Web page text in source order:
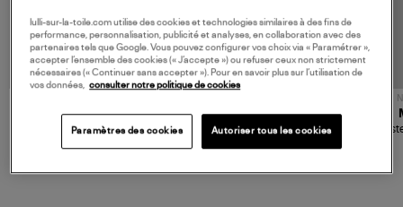
JEROME DREYFUSS
Sac Bobi S Cuir Lamé
TORAL
Mocassins Killian Sport
lulli-sur-la-toile.com utilise des cookies et technologies similaires à des fins de
performance, personnalisation, publicité et analyses, en collaboration avec des
partenaires tels que Google. Vous pouvez configurer vos choix via « Paramétrer »,
accepter l’ensemble des cookies (« J’accepte ») ou refuser ceux non strictement
nécessaires (« Continuer sans accepter »). Pour en savoir plus sur l’utilisation de
vos données,
consulter notre politique de cookies
Paramètres des cookies Autoriser tous les cookies